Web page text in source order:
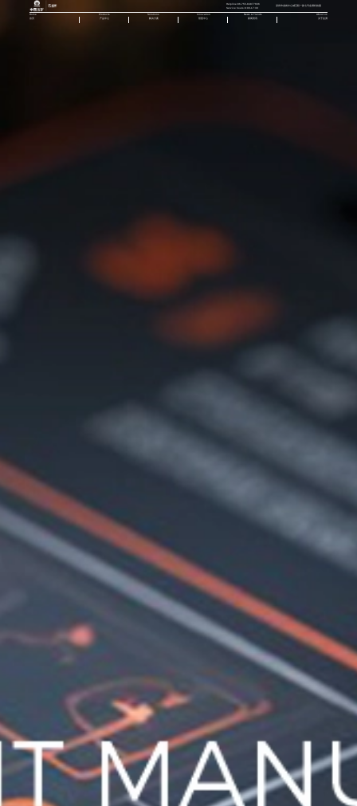
Helpline:86-755-84877666
Service hours:9:00-17:30
深圳市龙岗中心城五联一路七号金洲科技园
Home
首页
Products
产品中心
Solutions
解决方案
Innovation
智慧中心
News & Trends
新闻资讯
About us
关于金洲